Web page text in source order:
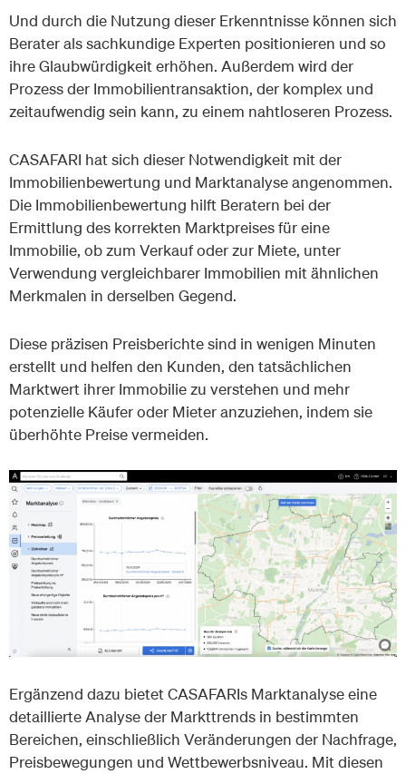
Und durch die Nutzung dieser Erkenntnisse können sich
Berater als sachkundige Experten positionieren und so
ihre Glaubwürdigkeit erhöhen. Außerdem wird der
Prozess der Immobilientransaktion, der komplex und
zeitaufwendig sein kann, zu einem nahtloseren Prozess.
CASAFARI hat sich dieser Notwendigkeit mit der
Immobilienbewertung und Marktanalyse angenommen.
Die Immobilienbewertung hilft Beratern bei der
Ermittlung des korrekten Marktpreises für eine
Immobilie, ob zum Verkauf oder zur Miete, unter
Verwendung vergleichbarer Immobilien mit ähnlichen
Merkmalen in derselben Gegend.
Diese präzisen Preisberichte sind in wenigen Minuten
erstellt und helfen den Kunden, den tatsächlichen
Marktwert ihrer Immobilie zu verstehen und mehr
potenzielle Käufer oder Mieter anzuziehen, indem sie
überhöhte Preise vermeiden.
Ergänzend dazu bietet CASAFARIs Marktanalyse eine
detaillierte Analyse der Markttrends in bestimmten
Bereichen, einschließlich Veränderungen der Nachfrage,
Preisbewegungen und Wettbewerbsniveau. Mit diesen